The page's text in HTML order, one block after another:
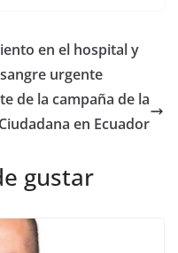
l e
dI
n
p
ar
tir
en el hospital y
urgente
de la campaña de la
en Ecuador
gustar